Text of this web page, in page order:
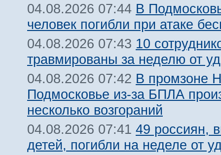
04.08.2026 07:44 В
человек погибли при атаке
04.08.2026 07:43 10
травмированы за неделю от
04.08.2026 07:42 В промзоне
Подмосковье из-за БПЛА
несколько возгораний
04.08.2026 07:41 49 россиян,
детей, погибли на неделе от